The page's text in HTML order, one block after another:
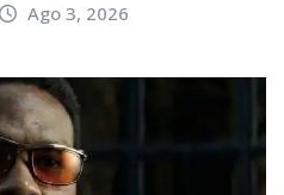
Ago 3, 2026